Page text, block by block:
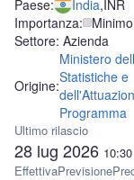
Paese: India,INR
Importanza: Minimo
Settore: Azienda
Origine:
Ministero
Statistiche e
Programma
Ultimo rilascio
28 lug 2026 10:30
EffettivaPrevisione